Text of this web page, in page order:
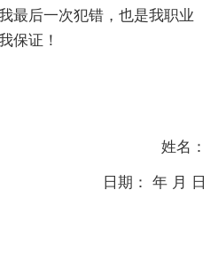
最后一次犯错，也是我职业
保证！
姓名：
日期： 年 月 日